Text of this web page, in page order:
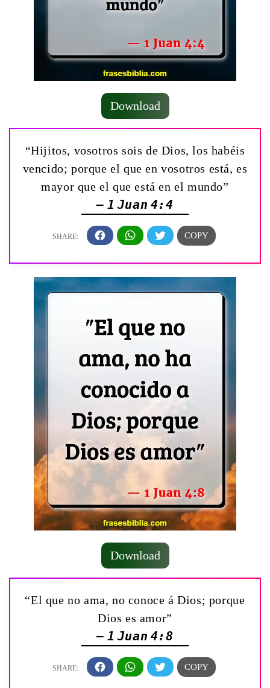
Download
“Hijitos, vosotros sois de Dios, los habéis
vencido; porque el que en vosotros está, es
mayor que el que está en el mundo”
— 1 Juan 4:4
Download
“El que no ama, no conoce á Dios; porque
Dios es amor”
— 1 Juan 4:8